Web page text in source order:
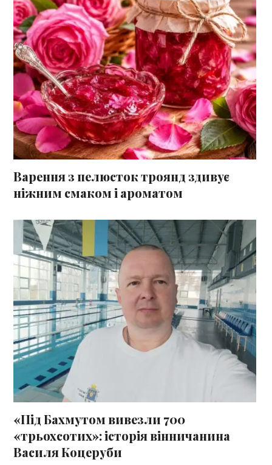
Варення з пелюсток троянд здивує
ніжним смаком і ароматом
«Під Бахмутом вивезли 700
«трьохсотих»: історія вінничанина
Василя Коцеруби